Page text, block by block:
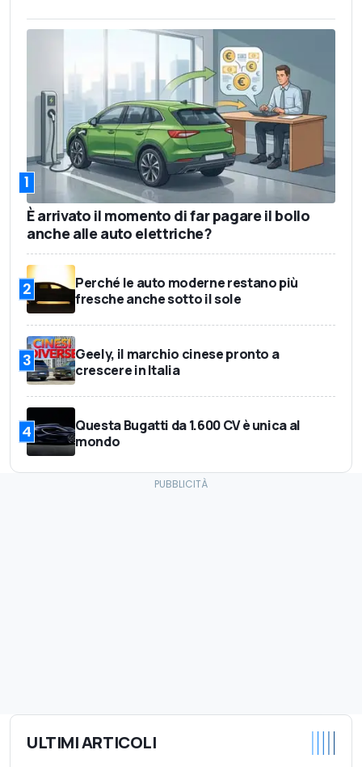
1
È arrivato il momento di far pagare il bollo
anche alle auto elettriche?
2
Perché le auto moderne restano più
fresche anche sotto il sole
3
Geely, il marchio cinese pronto a
crescere in Italia
4
Questa Bugatti da 1.600 CV è unica al
mondo
ULTIMI ARTICOLI